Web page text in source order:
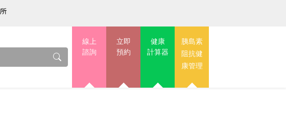
線上
諮詢
立即
預約
健康
計算器
胰島素
阻抗健
康管理